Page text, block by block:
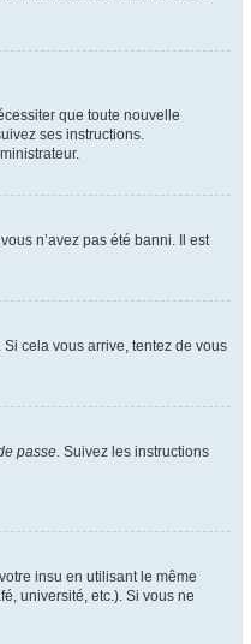
que toute nouvelle
ses instructions.
n’avez pas été banni. Il est
cela vous arrive, tentez de vous
passe . Suivez les instructions
insu en utilisant le même
université, etc.). Si vous ne